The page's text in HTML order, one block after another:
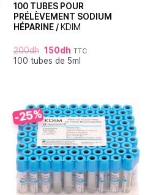
100 TUBES POUR
PRÉLÈVEMENT SODIUM
HÉPARINE / KDIM
200dh 150dh TTC
100 tubes de 5ml
-25%